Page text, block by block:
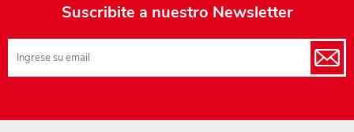
Suscribite a nuestro Newsletter